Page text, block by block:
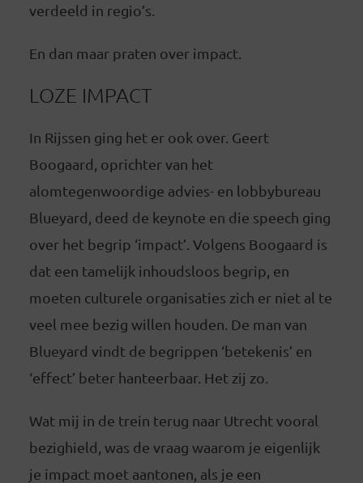
verdeeld in regio’s.
En dan maar praten over impact.
LOZE IMPACT
In Rijssen ging het er ook over. Geert
Boogaard, oprichter van het
alomtegenwoordige advies- en lobbybureau
Blueyard, deed de keynote en die speech ging
over het begrip ‘impact’. Volgens Boogaard is
dat een tamelijk inhoudsloos begrip, en
moeten culturele organisaties zich er niet al te
veel mee bezig willen houden. De man van
Blueyard vindt de begrippen ‘betekenis’ en
‘effect’ beter hanteerbaar. Het zij zo.
Wat mij in de trein terug naar Utrecht vooral
bezighield, was de vraag waarom je eigenlijk
je impact moet aantonen, als je een